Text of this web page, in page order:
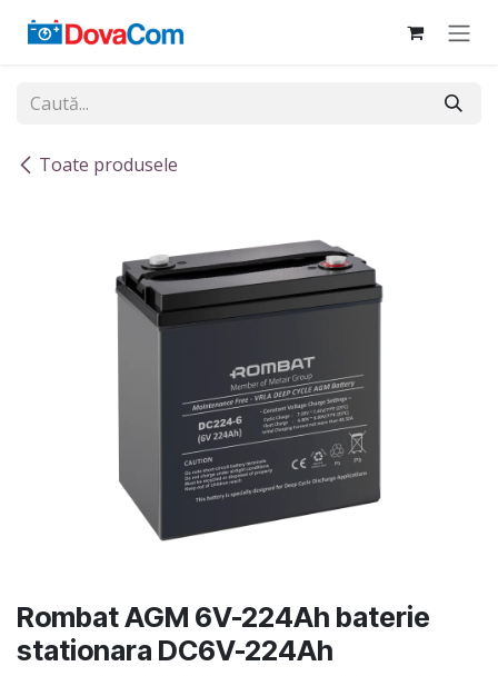
Toate produsele
Rombat AGM 6V-224Ah baterie
stationara DC6V-224Ah